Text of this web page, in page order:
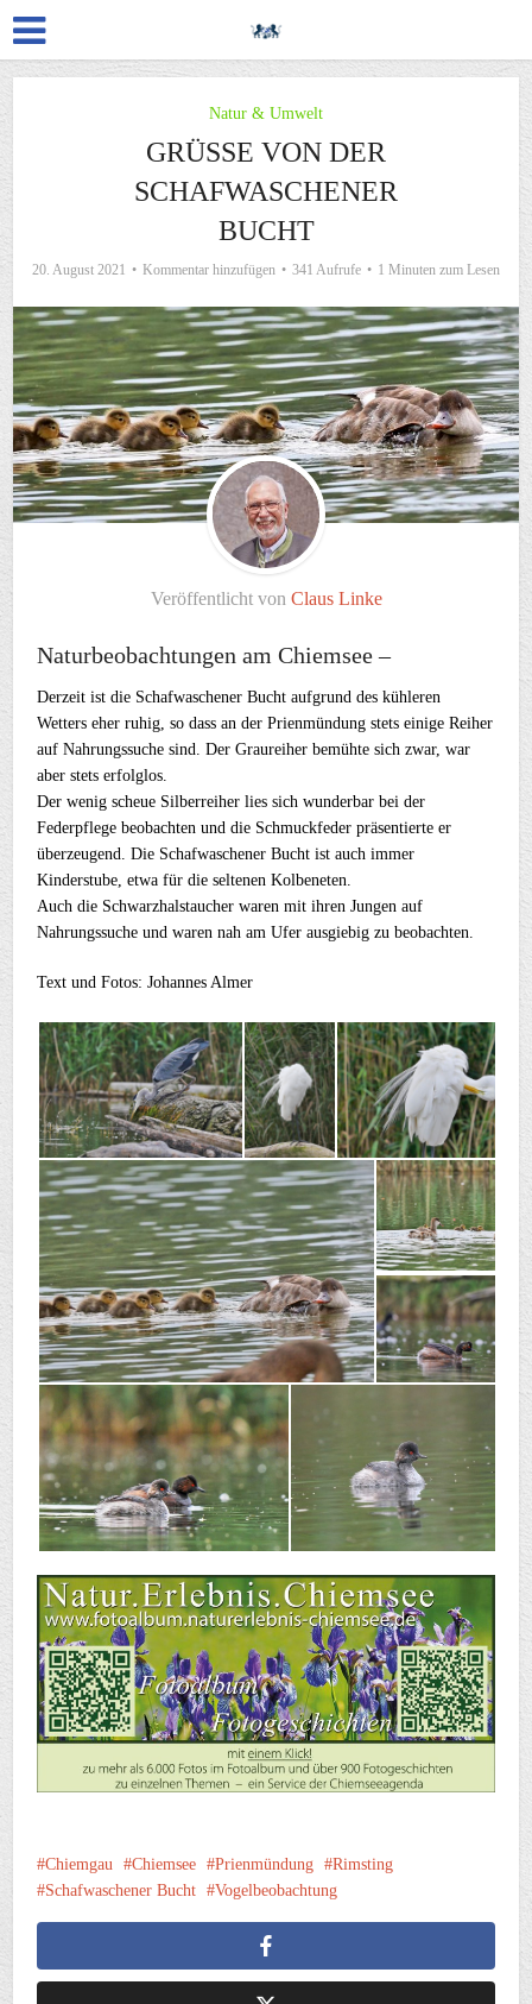
Natur & Umwelt
GRÜSSE VON DER S
CHAFWASCHENER B
UCHT
20. August 2021 Kommentar hinzufügen 341 Aufrufe 1 Minuten zum Lesen
Veröffentlicht von Claus Linke
Naturbeobachtungen am Chiemsee –
Derzeit ist die Schafwaschener Bucht aufgrund des kühleren
Wetters eher ruhig, so dass an der Prienmündung stets einige Reiher
auf Nahrungssuche sind. Der Graureiher bemühte sich zwar, war
aber stets erfolglos.
Der wenig scheue Silberreiher lies sich wunderbar bei der
Federpflege beobachten und die Schmuckfeder präsentierte er
überzeugend. Die Schafwaschener Bucht ist auch immer
Kinderstube, etwa für die seltenen Kolbeneten.
Auch die Schwarzhalstaucher waren mit ihren Jungen auf
Nahrungssuche und waren nah am Ufer ausgiebig zu beobachten.
Text und Fotos: Johannes Almer
Chiemgau Chiemsee Prienmündung
Rimsting
Schafwaschener Bucht
Vogelbeobachtung